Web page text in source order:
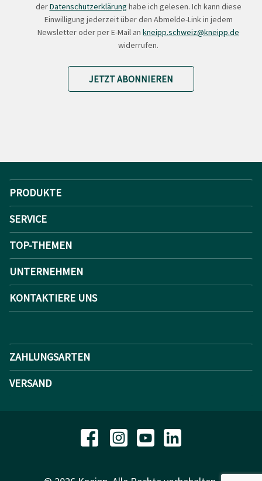
derDatenschutzerklärung habe ich gelesen. Ich kann diese
Einwilligung jederzeit über den Abmelde-Link in jedem
Newsletter oder per E-Mail an kneipp.schweiz@kneipp.de
widerrufen.
JETZT ABONNIEREN
PRODUKTE
SERVICE
TOP-THEMEN
UNTERNEHMEN
KONTAKTIERE UNS
ZAHLUNGSARTEN
VERSAND